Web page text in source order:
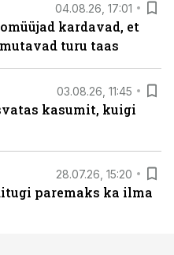
04.08.26, 17:01
kardavad, et
turu taas
03.08.26, 11:45
kasumit, kuigi
28.07.26, 15:20
paremaks ka ilma